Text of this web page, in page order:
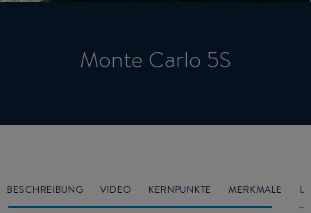
Monte Carlo 5S
BESCHREIBUNG VIDEO KERNPUNKTE MERKMALE